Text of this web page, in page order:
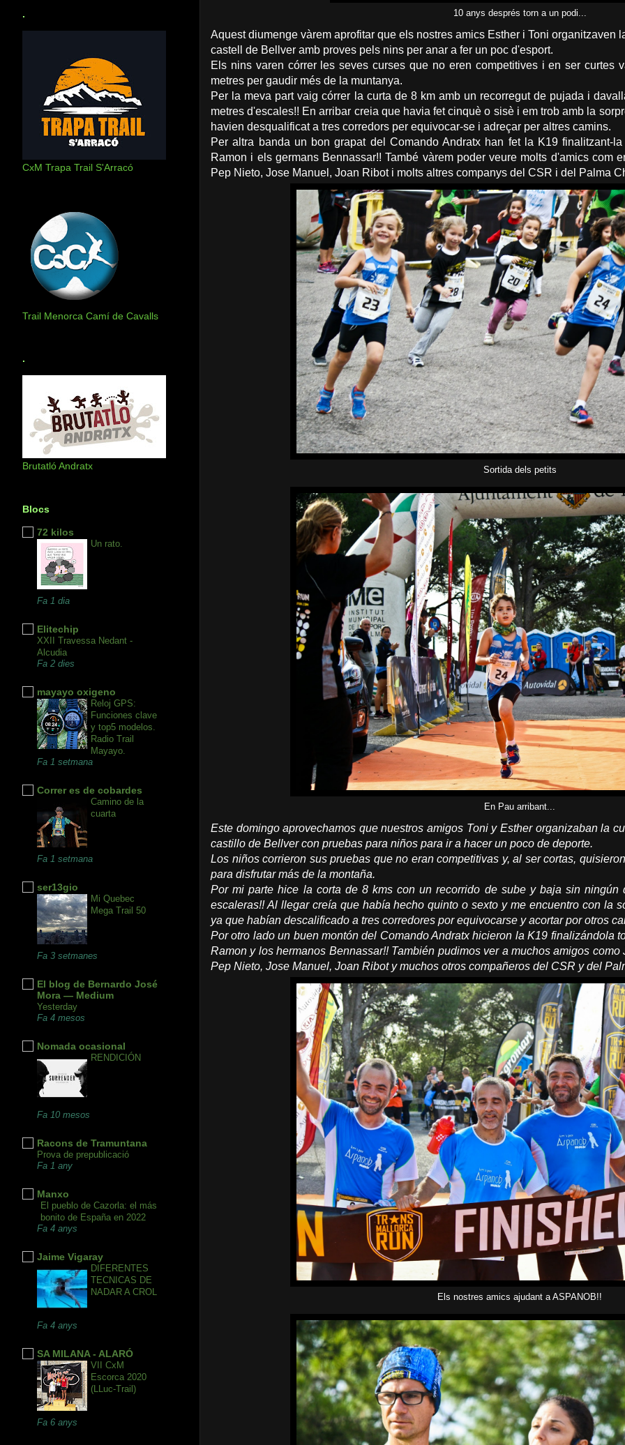
10 anys després torn a un podi...
Aquest diumenge vàrem aprofitar que els nostres amics Esther i Toni organitzaven
castell de Bellver amb proves pels nins per anar a fer un poc d'esport.
Els nins varen córrer les seves curses que no eren competitives i en ser curtes
metres per gaudir més de la muntanya.
Per la meva part vaig córrer la curta de 8 km amb un recorregut de pujada i
metres d'escales!! En arribar creia que havia fet cinquè o sisè i em trob amb la
havien desqualificat a tres corredors per equivocar-se i adreçar per altres camins.
Per altra banda un bon grapat del Comando Andratx han fet la K19 finalitzant-
Ramon i els germans Bennassar!! També vàrem poder veure molts d'amics com
Pep Nieto, Jose Manuel, Joan Ribot i molts altres companys del CSR i del Palma
Sortida dels petits
En Pau arribant...
Este domingo aprovechamos que nuestros amigos Toni y Esther organizaban la
castillo de Bellver con pruebas para niños para ir a hacer un poco de deporte.
Los niños corrieron sus pruebas que no eran competitivas y, al ser cortas,
para disfrutar más de la montaña.
Por mi parte hice la corta de 8 kms con un recorrido de sube y baja sin ningún
escaleras!! Al llegar creía que había hecho quinto o sexto y me encuentro con la
ya que habían descalificado a tres corredores por equivocarse y acortar por otros
Por otro lado un buen montón del Comando Andratx hicieron la K19 finalizándola
Ramon y los hermanos Bennassar!! También pudimos ver a muchos amigos como
Pep Nieto, Jose Manuel, Joan Ribot y muchos otros compañeros del CSR y del
Els nostres amics ajudant a ASPANOB!!
.
CxM Trapa Trail S'Arracó
Trail Menorca Camí de Cavalls
.
Brutatló Andratx
Blocs
72 kilos
Un rato.
Fa 1 dia
Elitechip
XXII Travessa Nedant -
Alcudia
Fa 2 dies
mayayo oxigeno
Reloj GPS:
Funciones clave
y top5 modelos.
Radio Trail
Mayayo.
Fa 1 setmana
Correr es de cobardes
Camino de la
cuarta
Fa 1 setmana
ser13gio
Mi Quebec
Mega Trail 50
Fa 3 setmanes
El blog de Bernardo José
Mora — Medium
Yesterday
Fa 4 mesos
Nomada ocasional
RENDICIÓN
Fa 10 mesos
Racons de Tramuntana
Prova de prepublicació
Fa 1 any
Manxo
El pueblo de Cazorla: el más
bonito de España en 2022
Fa 4 anys
Jaime Vigaray
DIFERENTES
TECNICAS DE
NADAR A CROL
Fa 4 anys
SA MILANA - ALARÓ
VII CxM
Escorca 2020
(LLuc-Trail)
Fa 6 anys